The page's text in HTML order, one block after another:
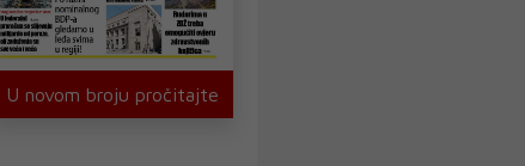
U novom broju pročitajte